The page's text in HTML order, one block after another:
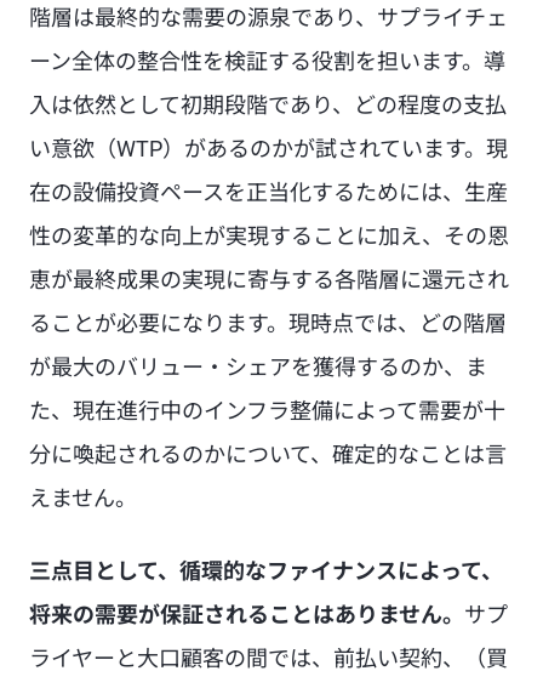
階層は最終的な需要の源泉であり、サプライチェ
ーン全体の整合性を検証する役割を担います。導
入は依然として初期段階であり、どの程度の支払
い意欲（WTP）があるのかが試されています。現
在の設備投資ペースを正当化するためには、生産
性の変革的な向上が実現することに加え、その恩
恵が最終成果の実現に寄与する各階層に還元され
ることが必要になります。現時点では、どの階層
が最大のバリュー・シェアを獲得するのか、ま
た、現在進行中のインフラ整備によって需要が十
分に喚起されるのかについて、確定的なことは言
えません。
三点目として、循環的なファイナンスによって、
将来の需要が保証されることはありません。 サプ
ライヤーと大口顧客の間では、前払い契約、（買